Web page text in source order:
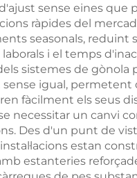
sense eines que
ràpides del
seasonals, reduint
laborals i el temps
sistemes de gònola
igual, permetent
fàcilment els seus
necessitar un canvi
Des d'un punt de
estan
estanteries